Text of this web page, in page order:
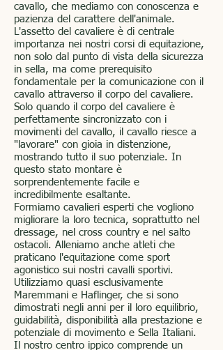
cavallo, che mediamo con conoscenza e
pazienza del carattere dell'animale.
L'assetto del cavaliere è di centrale
importanza nei nostri corsi di equitazione,
non solo dal punto di vista della sicurezza
in sella, ma come prerequisito
fondamentale per la comunicazione con il
cavallo attraverso il corpo del cavaliere.
Solo quando il corpo del cavaliere è
perfettamente sincronizzato con i
movimenti del cavallo, il cavallo riesce a
"lavorare" con gioia in distenzione,
mostrando tutto il suo potenziale. In
questo stato montare è
sorprendentemente facile e
incredibilmente esaltante.
Formiamo cavalieri esperti che vogliono
migliorare la loro tecnica, soprattutto nel
dressage, nel cross country e nel salto
ostacoli. Alleniamo anche atleti che
praticano l'equitazione come sport
agonistico sui nostri cavalli sportivi.
Utilizziamo quasi esclusivamente
Maremmani e Haflinger, che si sono
dimostrati negli anni per il loro equilibrio,
guidabilità, disponibilità alla prestazione e
potenziale di movimento e Sella Italiani.
Il nostro centro ippico comprende un